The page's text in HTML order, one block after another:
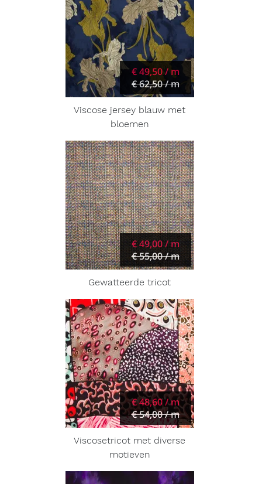
€ 49,50 / m
€ 62,50 / m
Viscose jersey blauw met
bloemen
€ 49,00 / m
€ 55,00 / m
Gewatteerde tricot
€ 48,60 / m
€ 54,00 / m
Viscosetricot met diverse
motieven